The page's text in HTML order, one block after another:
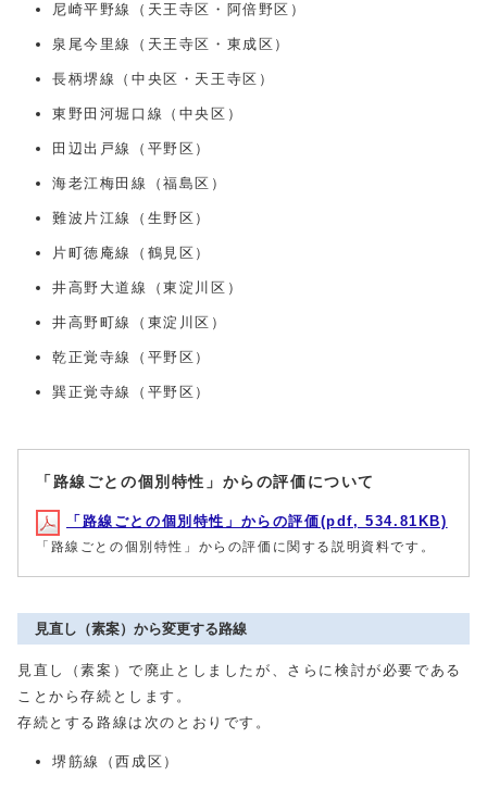
尼崎平野線（天王寺区・阿倍野区）
泉尾今里線（天王寺区・東成区）
長柄堺線（中央区・天王寺区）
東野田河堀口線（中央区）
田辺出戸線（平野区）
海老江梅田線（福島区）
難波片江線（生野区）
片町徳庵線（鶴見区）
井高野大道線（東淀川区）
井高野町線（東淀川区）
乾正覚寺線（平野区）
巽正覚寺線（平野区）
「路線ごとの個別特性」からの評価について
「路線ごとの個別特性」からの評価(pdf, 534.81KB)
「路線ごとの個別特性」からの評価に関する説明資料です。
見直し（素案）から変更する路線
見直し（素案）で廃止としましたが、さらに検討が必要である
ことから存続とします。
存続とする路線は次のとおりです。
堺筋線（西成区）